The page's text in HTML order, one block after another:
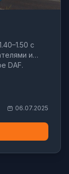
с
и
DAF.
06.07.2025